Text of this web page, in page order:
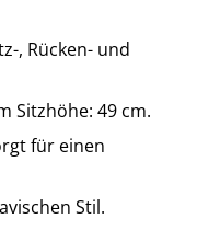
, Rücken- und
Sitzhöhe: 49 cm.
für einen
Stil.